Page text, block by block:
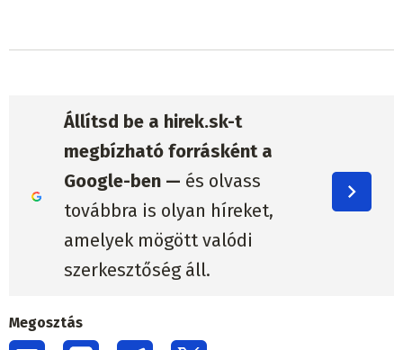
Állítsd be a hirek.sk-t
megbízható forrásként a
Google-ben — és olvass
továbbra is olyan híreket,
amelyek mögött valódi
szerkesztőség áll.
Megosztás